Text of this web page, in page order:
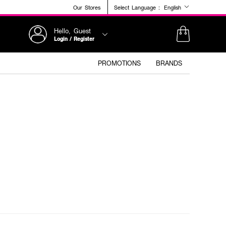
Our Stores Select Language : English
Hello, Guest
Login / Register
PROMOTIONS BRANDS